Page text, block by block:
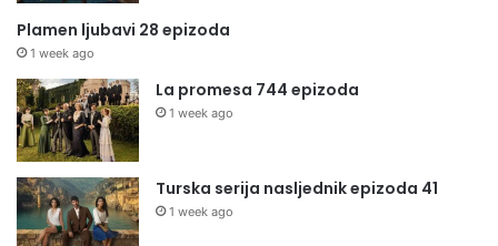
Plamen ljubavi 28 epizoda
1 week ago
La promesa 744 epizoda
1 week ago
Turska serija nasljednik epizoda 41
1 week ago